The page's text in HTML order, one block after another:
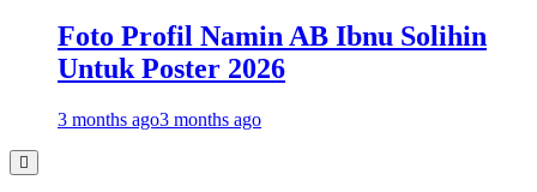
Foto Profil Namin AB Ibnu Solihin
Untuk Poster 2026
3 months ago3 months ago